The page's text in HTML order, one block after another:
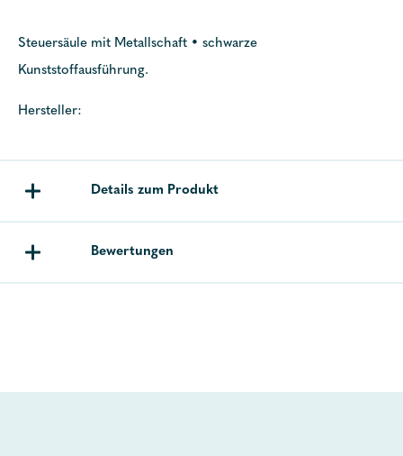
Steuersäule mit Metallschaft • schwarze
Kunststoffausführung.
Hersteller:
Details zum Produkt
Bewertungen